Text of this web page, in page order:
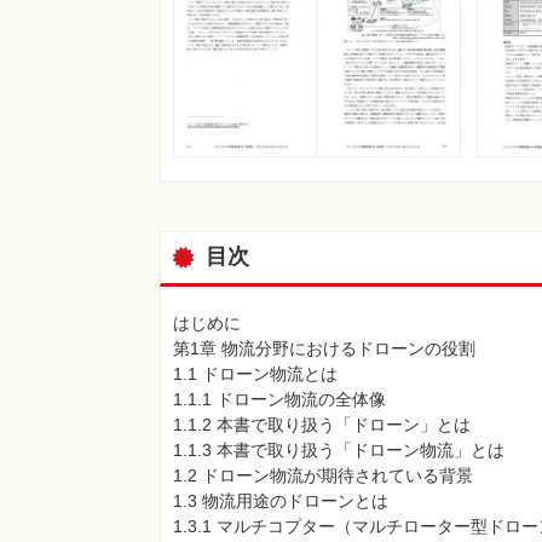
目次
はじめに
第1章 物流分野におけるドローンの役割
1.1 ドローン物流とは
1.1.1 ドローン物流の全体像
1.1.2 本書で取り扱う「ドローン」とは
1.1.3 本書で取り扱う「ドローン物流」とは
1.2 ドローン物流が期待されている背景
1.3 物流用途のドローンとは
1.3.1 マルチコプター（マルチローター型ドロー